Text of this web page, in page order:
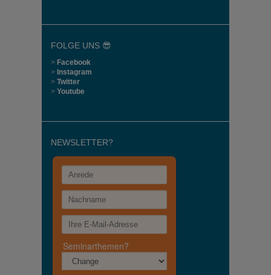
FOLGE UNS 😎
> Facebook
> Instagram
> Twitter
> Youtube
NEWSLETTER?